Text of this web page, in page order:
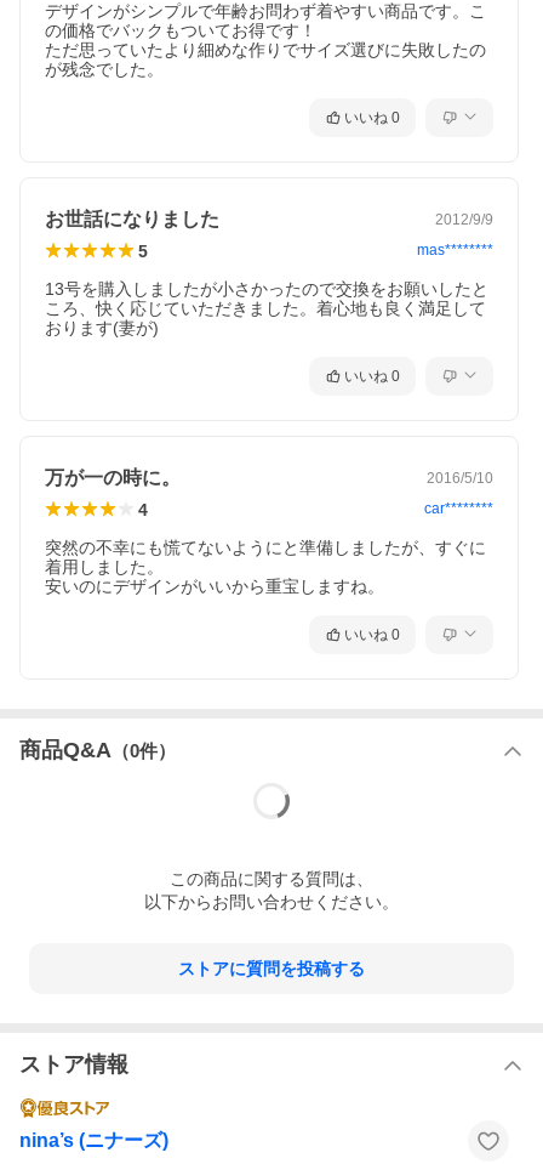
デザインがシンプルで年齢お問わず着やすい商品です。こ
の価格でバックもついてお得です！
ただ思っていたより細めな作りでサイズ選びに失敗したの
が残念でした。
いいね 0
お世話になりました 2012/9/9
5 mas********
13号を購入しましたが小さかったので交換をお願いしたと
ころ、快く応じていただきました。着心地も良く満足して
おります(妻が)
いいね 0
万が一の時に。 2016/5/10
4 car********
突然の不幸にも慌てないようにと準備しましたが、すぐに
着用しました。
安いのにデザインがいいから重宝しますね。
いいね 0
商品Q&A （0件）
この商品に関する質問は、
以下からお問い合わせください。
ストアに質問を投稿する
ストア情報
nina’s (ニナーズ)